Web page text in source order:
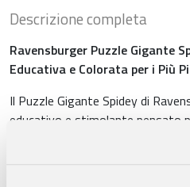
Descrizione completa
Ravensburger Puzzle Gigante
Educativa e Colorata per i Più
Il Puzzle Gigante Spidey di
educativo e stimolante pensato
anni. Con i suoi 24 pezzi
stimolare la curiosità e